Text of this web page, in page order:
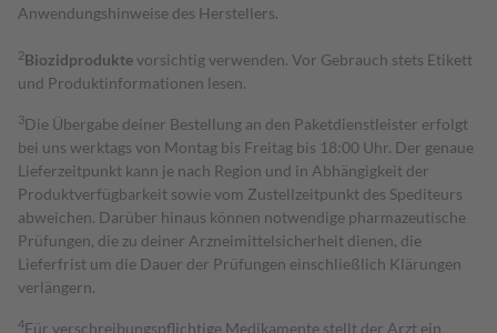
Anwendungshinweise des Herstellers.
2Biozidproduktevorsichtig verwenden. Vor Gebrauch stets Etikett
und Produktinformationen lesen.
3Die Übergabe deiner Bestellung an den Paketdienstleister erfolgt
bei uns werktags von Montag bis Freitag bis 18:00 Uhr. Der genaue
Lieferzeitpunkt kann je nach Region und in Abhängigkeit der
Produktverfügbarkeit sowie vom Zustellzeitpunkt des Spediteurs
abweichen. Darüber hinaus können notwendige pharmazeutische
Prüfungen, die zu deiner Arzneimittelsicherheit dienen, die
Lieferfrist um die Dauer der Prüfungen einschließlich Klärungen
verlängern.
4Für verschreibungspflichtige Medikamente stellt der Arzt ein